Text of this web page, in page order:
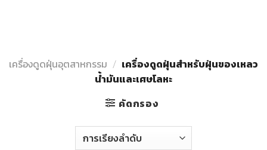
เครื่องดูดฝุ่นอุตสาหกรรม / เครื่องดูดฝุ่นสำหรับฝุ่นของเหลว
น้ำมันและเศษโลหะ
คัดกรอง